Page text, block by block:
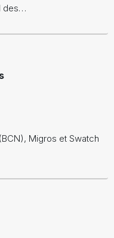
des…
Migros et Swatch